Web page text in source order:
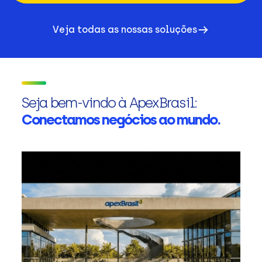
Veja todas as nossas soluções
Seja bem-vindo à ApexBrasil:
Conectamos negócios ao mundo.